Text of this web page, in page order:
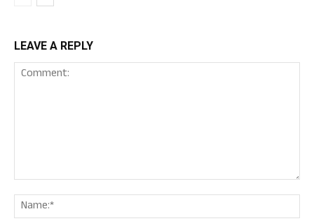
LEAVE A REPLY